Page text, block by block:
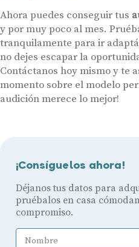
Ahora puedes conseguir tus
y por muy poco al mes.
tranquilamente para ir
no dejes escapar la
Contáctanos hoy mismo y te
momento sobre el modelo
audición merece lo mejor!
¡Consíguelos ahora!
Déjanos tus datos para
pruébalos en casa
compromiso.
Nombre